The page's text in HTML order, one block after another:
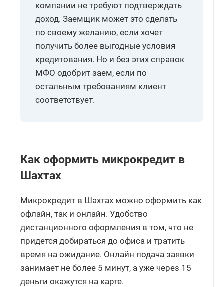
компании не требуют подтверждать
доход. Заемщик может это сделать
по своему желанию, если хочет
получить более выгодные условия
кредитования. Но и без этих справок
МФО одобрит заем, если по
остальным требованиям клиент
соответствует.
Как оформить микрокредит в
Шахтах
Микрокредит в Шахтах можно оформить как
офлайн, так и онлайн. Удобство
дистанционного оформления в том, что не
придется добираться до офиса и тратить
время на ожидание. Онлайн подача заявки
занимает не более 5 минут, а уже через 15
деньги окажутся на карте.